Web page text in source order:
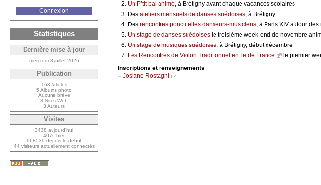
Un P’tit bal animé, à Brétigny avant chaque vacances scolaires
Des ateliers mensuels de danses suédoises, à Brétigny
Des rencontres ponctuelles danseurs-musiciens, à Paris XIV autour
Un stage de danses suédoises le troisième week-end de novembre
Un stage de musiques suédoises, à Brétigny, début décembre
Les Rencontres de Violon Traditionnel en Ile de France
le premier
Inscriptions et renseignements
– Josiane Rostagni
Connexion
Statistiques
Dernière mise à jour
mercredi 8 juillet 2026
Publication
163 Articles
5 Albums photo
Aucune brève
3 Sites Web
3 Auteurs
Visites
3438 aujourd’hui
4076 hier
968539 depuis le début
44 visiteurs actuellement connectés